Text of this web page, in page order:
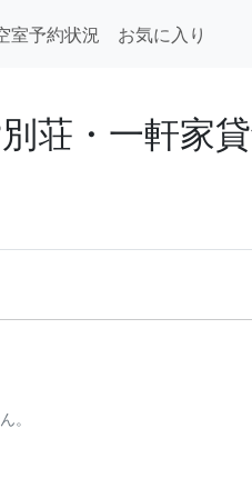
室予約状況
お気に入り
荘・一軒家
。